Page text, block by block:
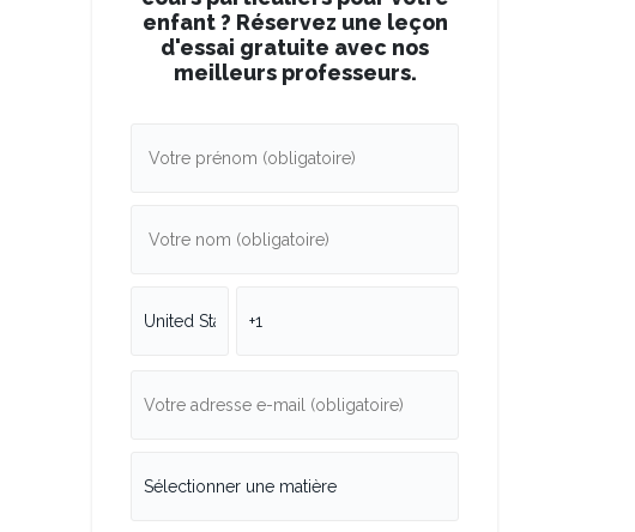
enfant ? Réservez une leçon
d'essai gratuite avec nos
meilleurs professeurs.